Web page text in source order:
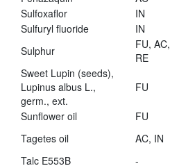
Sulfoxaflor
IN
Sulfuryl fluoride
IN
Sulphur
FU, AC,
RE
Sweet Lupin (seeds),
Lupinus albus L.,
germ., ext.
FU
Sunflower oil FU
Tagetes oil
AC, IN
Talc E553B
-